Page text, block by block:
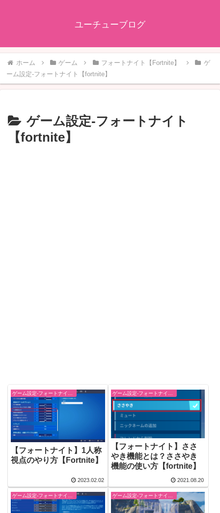
ユーチューブログ
ホーム ゲーム フォートナイト【Fortnite】
ゲ
ーム設定-フォートナイト【fortnite】
ゲーム設定-フォートナイト
【fortnite】
【フォートナイト】1人称
視点のやり方【Fortnite】
2023.02.02
【フォートナイト】ささ
やき機能とは？ささやき
機能の使い方【fortnite】
2021.08.20